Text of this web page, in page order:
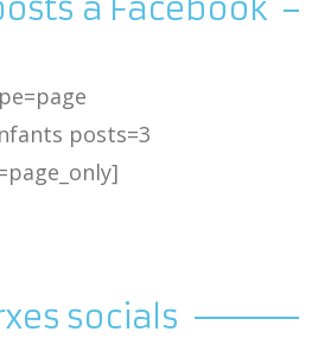
a Facebook
posts=3
socials